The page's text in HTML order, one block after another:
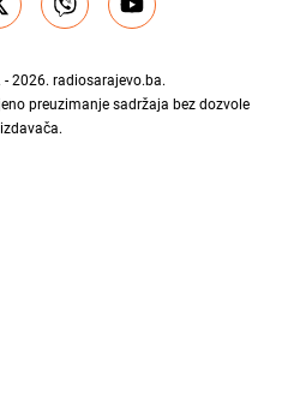
2026. radiosarajevo.ba.
preuzimanje sadržaja bez dozvole
izdavača.